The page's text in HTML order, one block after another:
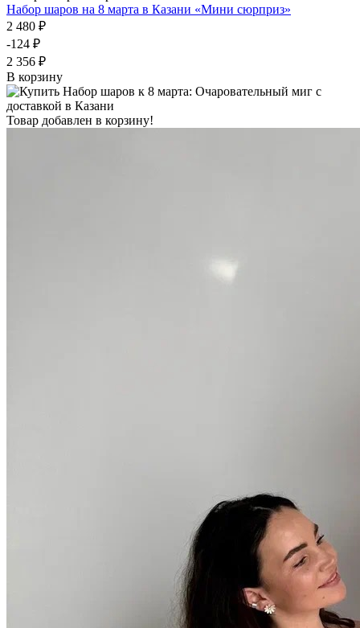
Набор шаров на 8 марта в Казани «Мини сюрприз»
2 480 ₽
-124 ₽
2 356 ₽
В корзину
Товар добавлен в корзину!